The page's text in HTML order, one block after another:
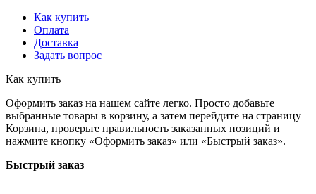
Как купить
Оплата
Доставка
Задать вопрос
Как купить
Оформить заказ на нашем сайте легко. Просто добавьте
выбранные товары в корзину, а затем перейдите на страницу
Корзина, проверьте правильность заказанных позиций и
нажмите кнопку «Оформить заказ» или «Быстрый заказ».
Быстрый заказ